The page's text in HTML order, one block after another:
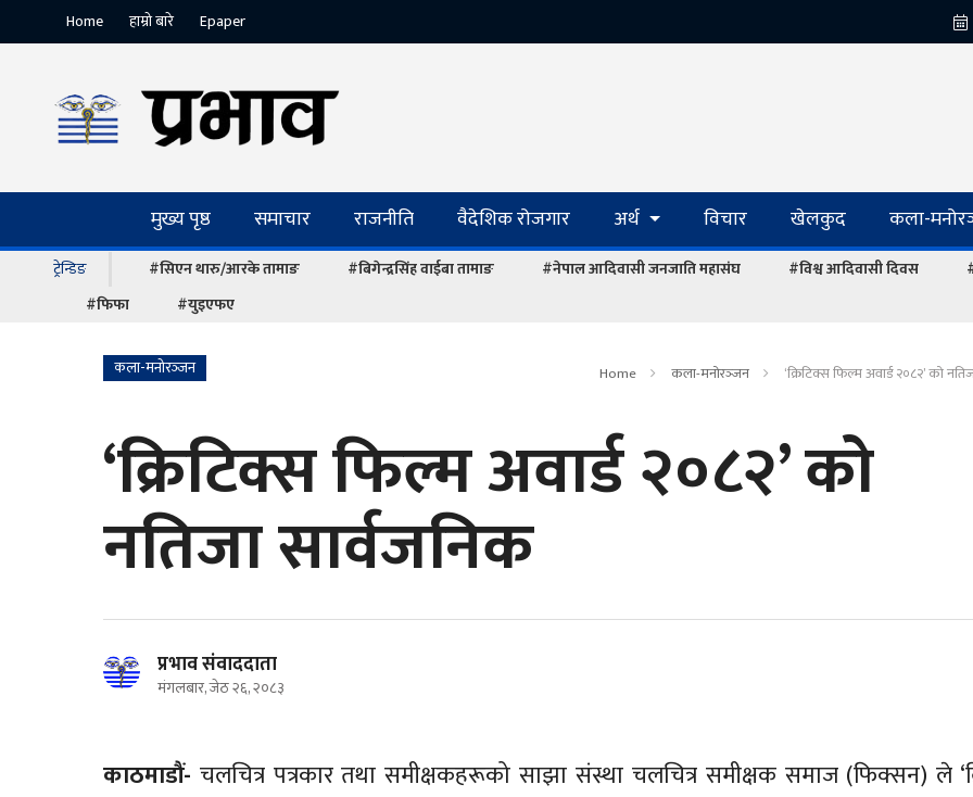
Home हाम्रो बारे Epaper
मुख्य पृष्ठ समाचार राजनीति वैदेशिक रोजगार अर्थ विचार खेलकुद कला-
ट्रेन्डिङ #सिएन थारु/आरके तामाङ #बिगेन्द्रसिंह वाईबा तामाङ #नेपाल आदिवासी जनजाति महासंघ #विश्व आदिवासी दिवस
#फिफा
#युइएफए
कला-मनोरञ्‍जन Home कला-मनोरञ्‍जन ‘क्रिटिक्स फिल्म अवार्ड २०८२’ को
‘क्रिटिक्स फिल्म अवार्ड २०८२’ को
नतिजा सार्वजनिक
प्रभाव संवाददाता
मंगलबार, जेठ २६, २०८३
काठमाडौं- चलचित्र पत्रकार तथा समीक्षकहरूको साझा संस्था चलचित्र समीक्षक समाज (फिक्सन) ले